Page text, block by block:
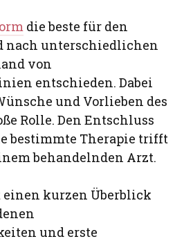
die beste für den
nach unterschiedlichen
von
entschieden. Dabei
und Vorlieben des
Rolle. Den Entschluss
bestimmte Therapie trifft
behandelnden Arzt.
kurzen Überblick
und erste